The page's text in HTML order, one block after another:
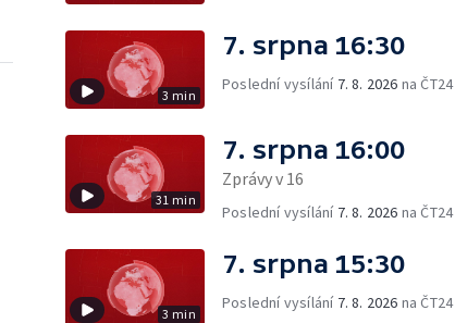
3 min
7. srpna 16:30
Poslední vysílání 7. 8. 2026 na ČT24
31 min
7. srpna 16:00
Zprávy v 16
Poslední vysílání 7. 8. 2026 na ČT24
3 min
7. srpna 15:30
Poslední vysílání 7. 8. 2026 na ČT24